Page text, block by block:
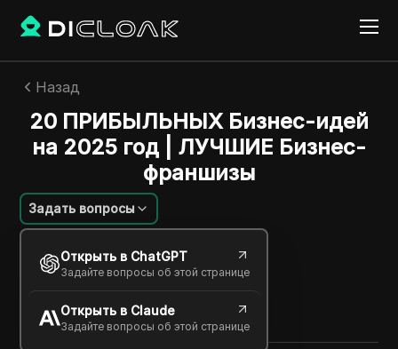
Назад
20 ПРИБЫЛЬНЫХ Бизнес-идей
на 2025 год | ЛУЧШИЕ Бизнес-
франшизы
Задать вопросы
Открыть в ChatGPT
Задайте вопросы об этой странице
Открыть в Claude
Задайте вопросы об этой странице
Алексей Сидоров
06 мая 2025 3 минут
Copy Link